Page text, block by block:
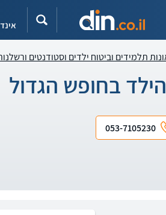
תלמידים וביטוח ילדים וסטודנטים
בחופש הגדול
053-7105230